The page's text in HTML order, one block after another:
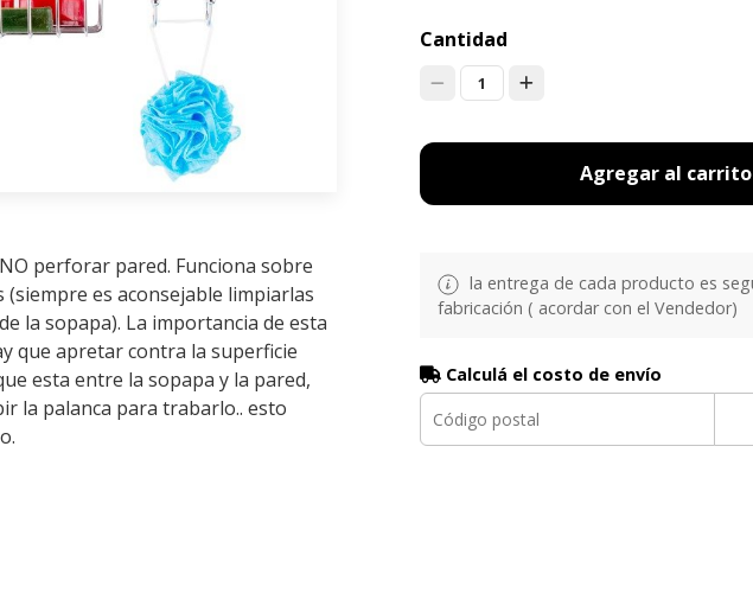
perforar pared. Funciona sobre
es aconsejable limpiarlas
la sopapa). La importancia de esta
que apretar contra la superficie
esta entre la sopapa y la pared,
la palanca para trabarlo.. esto
Cantidad
1
Agregar al carrito
la entrega de cada producto es
fabricación ( acordar con el Vendedor)
Calculá el costo de envío